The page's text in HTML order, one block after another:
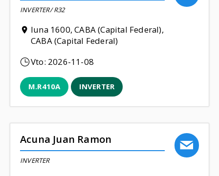
INVERTER/ R32
luna 1600, CABA (Capital Federal),
CABA (Capital Federal)
Vto: 2026-11-08
M.R410A INVERTER
Acuna Juan Ramon
INVERTER